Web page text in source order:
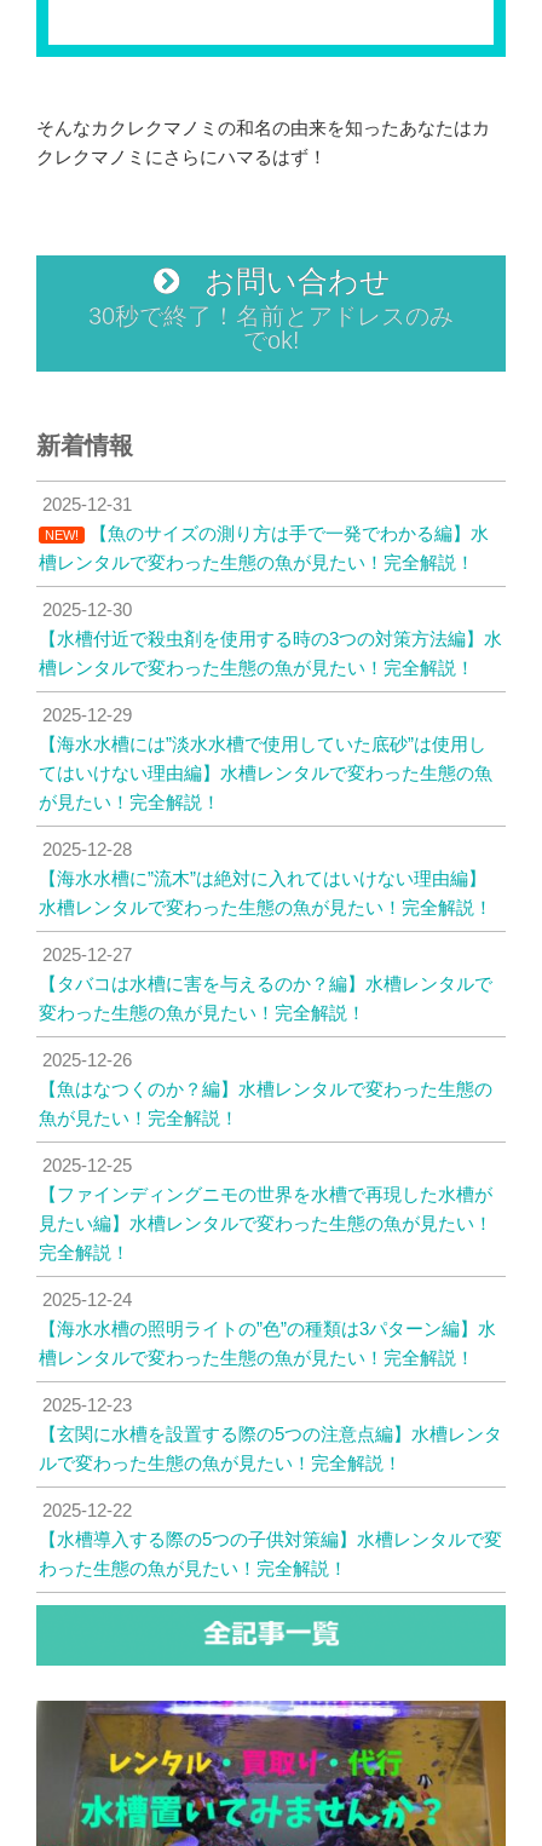
そんなカクレクマノミの和名の由来を知ったあなたはカ
クレクマノミにさらにハマるはず！
お問い合わせ
30秒で終了！名前とアドレスのみ
でok!
新着情報
2025-12-31
NEW!
【魚のサイズの測り方は手で一発でわかる編】水
槽レンタルで変わった生態の魚が見たい！完全解説！
2025-12-30
【水槽付近で殺虫剤を使用する時の3つの対策方法編】水
槽レンタルで変わった生態の魚が見たい！完全解説！
2025-12-29
【海水水槽には”淡水水槽で使用していた底砂”は使用し
てはいけない理由編】水槽レンタルで変わった生態の魚
が見たい！完全解説！
2025-12-28
【海水水槽に”流木”は絶対に入れてはいけない理由編】
水槽レンタルで変わった生態の魚が見たい！完全解説！
2025-12-27
【タバコは水槽に害を与えるのか？編】水槽レンタルで
変わった生態の魚が見たい！完全解説！
2025-12-26
【魚はなつくのか？編】水槽レンタルで変わった生態の
魚が見たい！完全解説！
2025-12-25
【ファインディングニモの世界を水槽で再現した水槽が
見たい編】水槽レンタルで変わった生態の魚が見たい！
完全解説！
2025-12-24
【海水水槽の照明ライトの”色”の種類は3パターン編】水
槽レンタルで変わった生態の魚が見たい！完全解説！
2025-12-23
【玄関に水槽を設置する際の5つの注意点編】水槽レンタ
ルで変わった生態の魚が見たい！完全解説！
2025-12-22
【水槽導入する際の5つの子供対策編】水槽レンタルで変
わった生態の魚が見たい！完全解説！